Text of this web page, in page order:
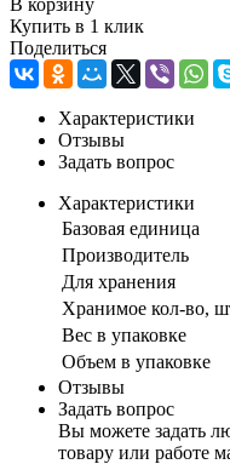
Купить в 1 клик
Поделиться
Характеристики
Отзывы
Задать вопрос
Характеристики
Базовая единица
Производитель
Для хранения
Хранимое кол-во,
Вес в упаковке
Объем в упаковке
Отзывы
Задать вопрос
Вы можете задать
товару или работе